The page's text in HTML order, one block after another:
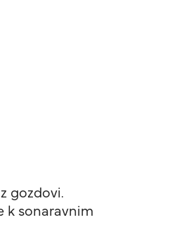
gozdovi.
k sonaravnim